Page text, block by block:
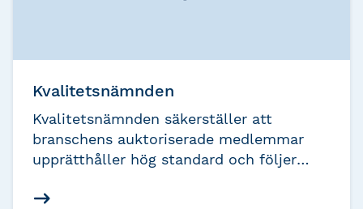
Kvalitetsnämnden
Kvalitetsnämnden säkerställer att
branschens auktoriserade medlemmar
upprätthåller hög standard och följer
och utveckla kvalitetskontrollen inom